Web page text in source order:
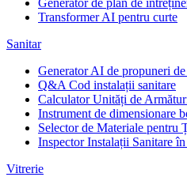
Generator de plan de
Transformer AI pentru curte
Sanitar
Generator AI de propuneri
Q&A Cod instalații sanitare
Calculator Unități de
Instrument de dimensionare
Selector de Materiale pentru
Inspector Instalații Sanitare
Vitrerie